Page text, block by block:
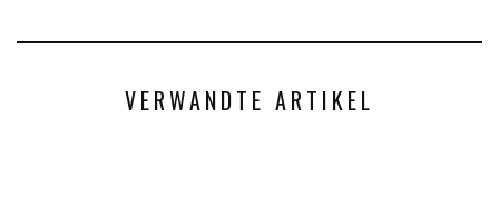
VERWANDTE ARTIKEL